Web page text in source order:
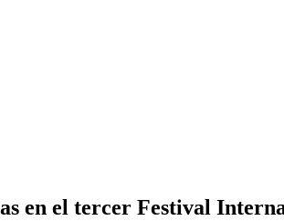
en el tercer Festival